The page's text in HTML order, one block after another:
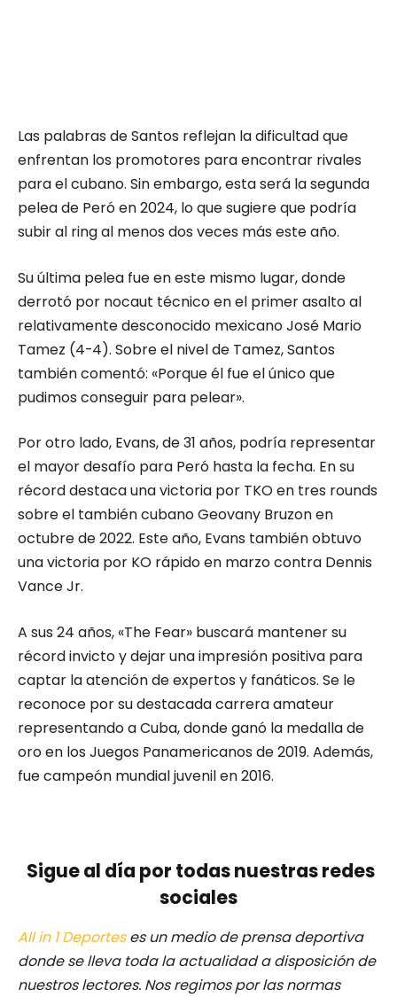
Las palabras de Santos reflejan la dificultad que
enfrentan los promotores para encontrar rivales
para el cubano. Sin embargo, esta será la segunda
pelea de Peró en 2024, lo que sugiere que podría
subir al ring al menos dos veces más este año.
Su última pelea fue en este mismo lugar, donde
derrotó por nocaut técnico en el primer asalto al
relativamente desconocido mexicano José Mario
Tamez (4-4). Sobre el nivel de Tamez, Santos
también comentó: «Porque él fue el único que
pudimos conseguir para pelear».
Por otro lado, Evans, de 31 años, podría representar
el mayor desafío para Peró hasta la fecha. En su
récord destaca una victoria por TKO en tres rounds
sobre el también cubano Geovany Bruzon en
octubre de 2022. Este año, Evans también obtuvo
una victoria por KO rápido en marzo contra Dennis
Vance Jr.
A sus 24 años, «The Fear» buscará mantener su
récord invicto y dejar una impresión positiva para
captar la atención de expertos y fanáticos. Se le
reconoce por su destacada carrera amateur
representando a Cuba, donde ganó la medalla de
oro en los Juegos Panamericanos de 2019. Además,
fue campeón mundial juvenil en 2016.
Sigue al día por todas nuestras redes
sociales
All in 1 Deporteses un medio de prensa deportiva
donde se lleva toda la actualidad a disposición de
nuestros lectores. Nos regimos por las normas